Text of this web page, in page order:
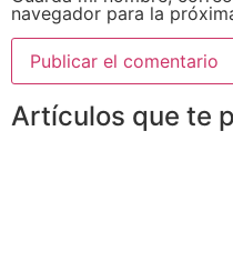
navegador para la
Artículos que te